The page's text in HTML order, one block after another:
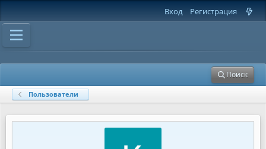
Вход Регистрация
Поиск
Пользователи